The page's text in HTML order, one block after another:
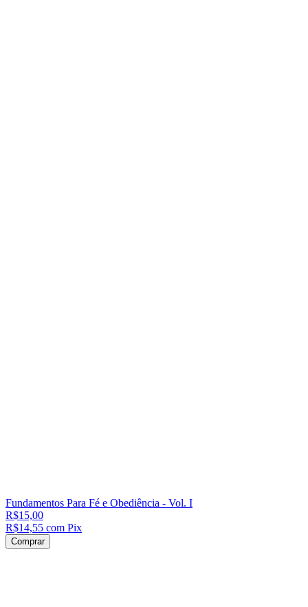
Fundamentos Para Fé e Obediência - Vol. I
R$15,00
R$14,55 com Pix